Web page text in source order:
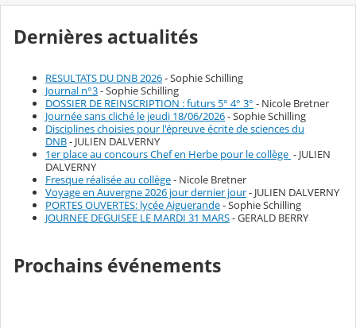
Dernières actualités
RESULTATS DU DNB 2026- Sophie Schilling
Journal n°3- Sophie Schilling
DOSSIER DE REINSCRIPTION : futurs 5° 4° 3° - Nicole Bretner
Journée sans cliché le jeudi 18/06/2026- Sophie Schilling
Disciplines choisies pour l'épreuve écrite de sciences du
DNB- JULIEN DALVERNY
1er place au concours Chef en Herbe pour le collège - JULIEN
DALVERNY
Fresque réalisée au collège- Nicole Bretner
Voyage en Auvergne 2026 jour dernier jour- JULIEN DALVERNY
PORTES OUVERTES: lycée Aiguerande- Sophie Schilling
JOURNEE DEGUISEE LE MARDI 31 MARS- GERALD BERRY
Prochains événements